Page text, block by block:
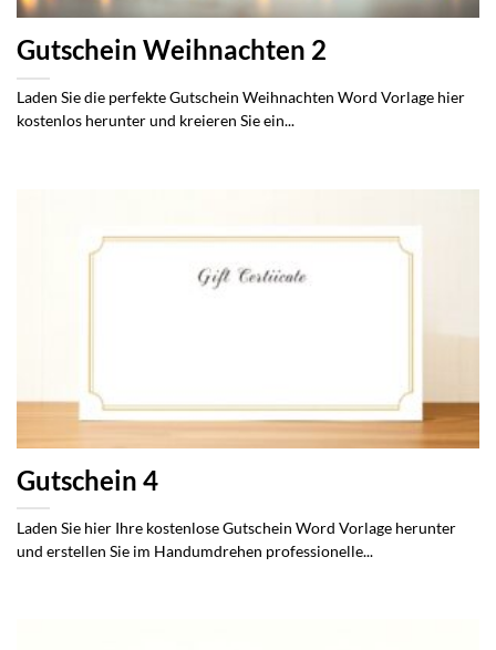
Gutschein Weihnachten 2
Laden Sie die perfekte Gutschein Weihnachten Word Vorlage hier
kostenlos herunter und kreieren Sie ein...
Gutschein 4
Laden Sie hier Ihre kostenlose Gutschein Word Vorlage herunter
und erstellen Sie im Handumdrehen professionelle...